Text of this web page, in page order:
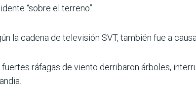
“sobre el terreno”.
la cadena de televisión SVT, también fue a
fuertes ráfagas de viento derribaron árboles,